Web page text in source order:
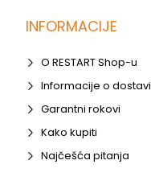
INFORMACIJE
O RESTART Shop-u
Informacije o dostavi
Garantni rokovi
Kako kupiti
Najčešća pitanja